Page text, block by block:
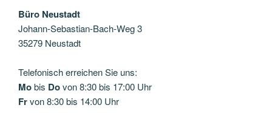
Büro Neustadt
Johann-Sebastian-Bach-Weg 3
35279 Neustadt
Telefonisch erreichen Sie uns:
Mobis Dovon 8:30 bis 17:00 Uhr
Frvon 8:30 bis 14:00 Uhr